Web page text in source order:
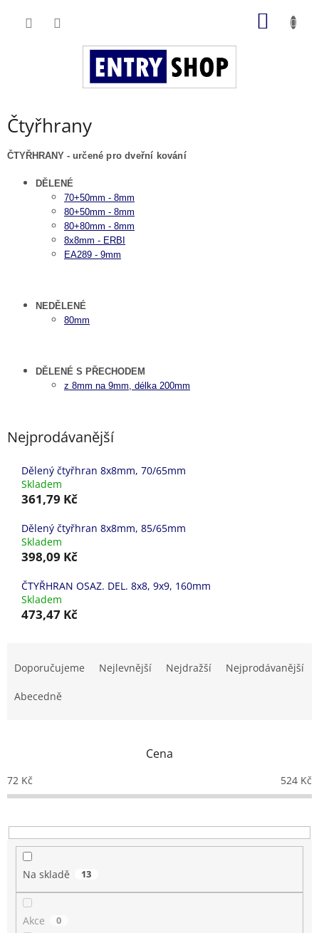
Čtyřhrany
ČTYŘHRANY - určené pro dveřní kování
DĚLENÉ
70+50mm - 8mm
80+50mm - 8mm
80+80mm - 8mm
8x8mm - ERBI
EA289 - 9mm
NEDĚLENÉ
80mm
DĚLENÉ S PŘECHODEM
z 8mm na 9mm, délka 200mm
Nejprodávanější
Dělený čtyřhran 8x8mm, 70/65mm
Skladem
361,79 Kč
Dělený čtyřhran 8x8mm, 85/65mm
Skladem
398,09 Kč
ČTYŘHRAN OSAZ. DEL. 8x8, 9x9, 160mm
Skladem
473,47 Kč
o
d
k
t
Doporučujeme Nejlevnější Nejdražší Nejprodávanější
Abecedně
Cena
72 Kč 524 Kč
Na skladě 13
Akce 0